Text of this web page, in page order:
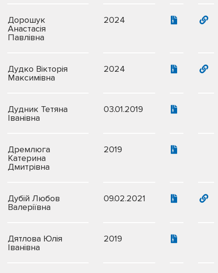
Дорошук
Анастасія
Павлівна
2024
Дудко Вікторія
Максимівна
2024
Дудник Тетяна
Іванівна
03.01.2019
Дремлюга
Катерина
Дмитрівна
2019
Дубій Любов
Валеріївна
09.02.2021
Дятлова Юлія
Іванівна
2019